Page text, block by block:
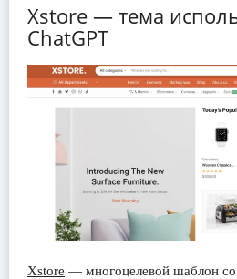
Xstore — тема
ChatGPT
Xstore — многоцелевой шаблон